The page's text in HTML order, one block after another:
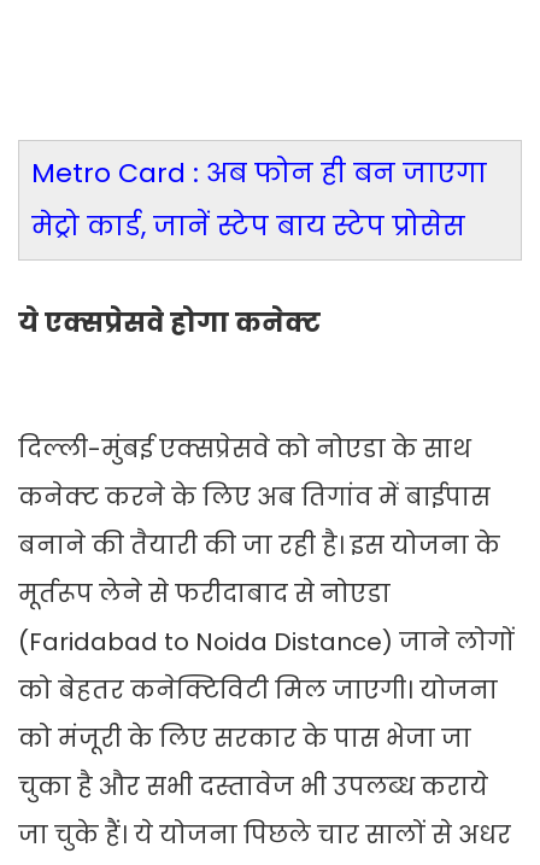
Metro Card : अब फोन ही बन जाएगा
मेट्रो कार्ड, जानें स्टेप बाय स्टेप प्रोसेस
ये एक्सप्रेसवे होगा कनेक्ट
दिल्ली-मुंबई एक्सप्रेसवे को नोएडा के साथ
कनेक्ट करने के लिए अब तिगांव में बाईपास
बनाने की तैयारी की जा रही है। इस योजना के
मूर्तरूप लेने से फरीदाबाद से नोएडा
(Faridabad to Noida Distance) जाने लोगों
को बेहतर कनेक्टिविटी मिल जाएगी। योजना
को मंजूरी के लिए सरकार के पास भेजा जा
चुका है और सभी दस्तावेज भी उपलब्ध कराये
जा चुके हैं। ये योजना पिछले चार सालों से अधर